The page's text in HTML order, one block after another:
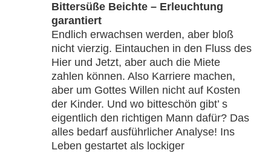
Bittersüße Beichte – Erleuchtung
garantiert
Endlich erwachsen werden, aber bloß
nicht vierzig. Eintauchen in den Fluss des
Hier und Jetzt, aber auch die Miete
zahlen können. Also Karriere machen,
aber um Gottes Willen nicht auf Kosten
der Kinder. Und wo bitteschön gibt’ s
eigentlich den richtigen Mann dafür? Das
alles bedarf ausführlicher Analyse! Ins
Leben gestartet als lockiger